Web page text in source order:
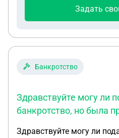
Задать
Банкротство
Здравствуйте могу ли
банкротство, но была
Здравствуйте могу ли